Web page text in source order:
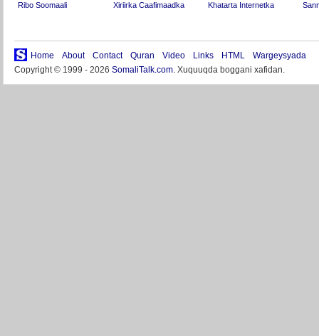
Ribo Soomaali
Xiriirka Caafimaadka
Khatarta Internetka
Home About Contact Quran Video Links HTML
Wargeysyada
Copyright © 1999 - 2026 SomaliTalk.com. Xuquuqda boggani xafidan.